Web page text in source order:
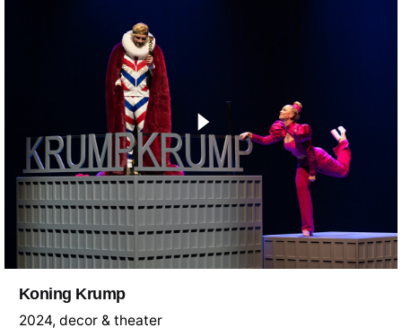
Koning Krump
2024 decor & theater